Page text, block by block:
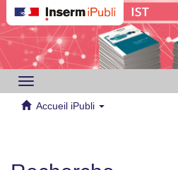
Toggle
navigation
Accueil iPubli